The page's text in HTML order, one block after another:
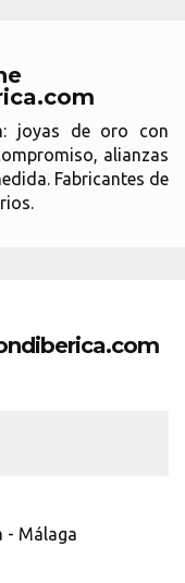
joyas de oro con
alianzas
Fabricantes de
- Málaga